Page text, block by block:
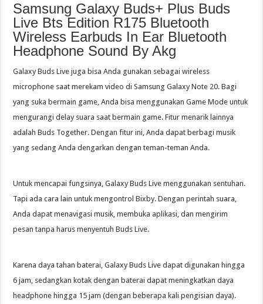
Samsung Galaxy Buds+ Plus Buds
Live Bts Edition R175 Bluetooth
Wireless Earbuds In Ear Bluetooth
Headphone Sound By Akg
Galaxy Buds Live juga bisa Anda gunakan sebagai wireless
microphone saat merekam video di Samsung Galaxy Note 20. Bagi
yang suka bermain game, Anda bisa menggunakan Game Mode untuk
mengurangi delay suara saat bermain game. Fitur menarik lainnya
adalah Buds Together. Dengan fitur ini, Anda dapat berbagi musik
yang sedang Anda dengarkan dengan teman-teman Anda.
Untuk mencapai fungsinya, Galaxy Buds Live menggunakan sentuhan.
Tapi ada cara lain untuk mengontrol Bixby. Dengan perintah suara,
Anda dapat menavigasi musik, membuka aplikasi, dan mengirim
pesan tanpa harus menyentuh Buds Live.
Karena daya tahan baterai, Galaxy Buds Live dapat digunakan hingga
6 jam, sedangkan kotak dengan baterai dapat meningkatkan daya
headphone hingga 15 jam (dengan beberapa kali pengisian daya).